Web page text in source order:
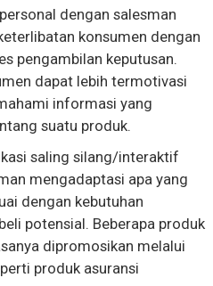
dengan salesman
konsumen dengan
pengambilan keputusan.
dapat lebih termotivasi
informasi yang
suatu produk.
saling silang/interaktif
mengadaptasi apa yang
dengan kebutuhan
potensial. Beberapa produk
dipromosikan melalui
produk asuransi